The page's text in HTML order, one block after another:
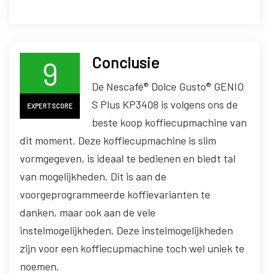
9
EXPERT SCORE
Conclusie
De Nescafé® Dolce Gusto® GENIO
S Plus KP3408 is volgens ons de
beste koop koffiecupmachine van
dit moment. Deze koffiecupmachine is slim
vormgegeven, is ideaal te bedienen en biedt tal
van mogelijkheden. Dit is aan de
voorgeprogrammeerde koffievarianten te
danken, maar ook aan de vele
instelmogelijkheden. Deze instelmogelijkheden
zijn voor een koffiecupmachine toch wel uniek te
noemen.